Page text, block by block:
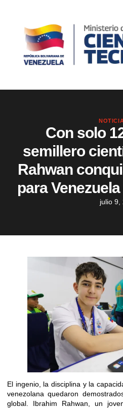
Con solo
semillero
Rahwan
para
julio 9,
El ingenio, la disciplina y la
venezolana quedaron
global. Ibrahim Rahwan, un